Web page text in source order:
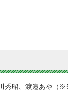
秀昭、渡邉あや（